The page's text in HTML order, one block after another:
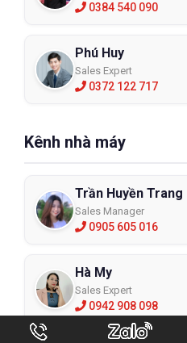
0384 540 090
Phú Huy
Sales Expert
0372 122 717
Kênh nhà máy
Trần Huyền Trang
Sales Manager
0905 605 016
Hà My
Sales Expert
0942 908 098